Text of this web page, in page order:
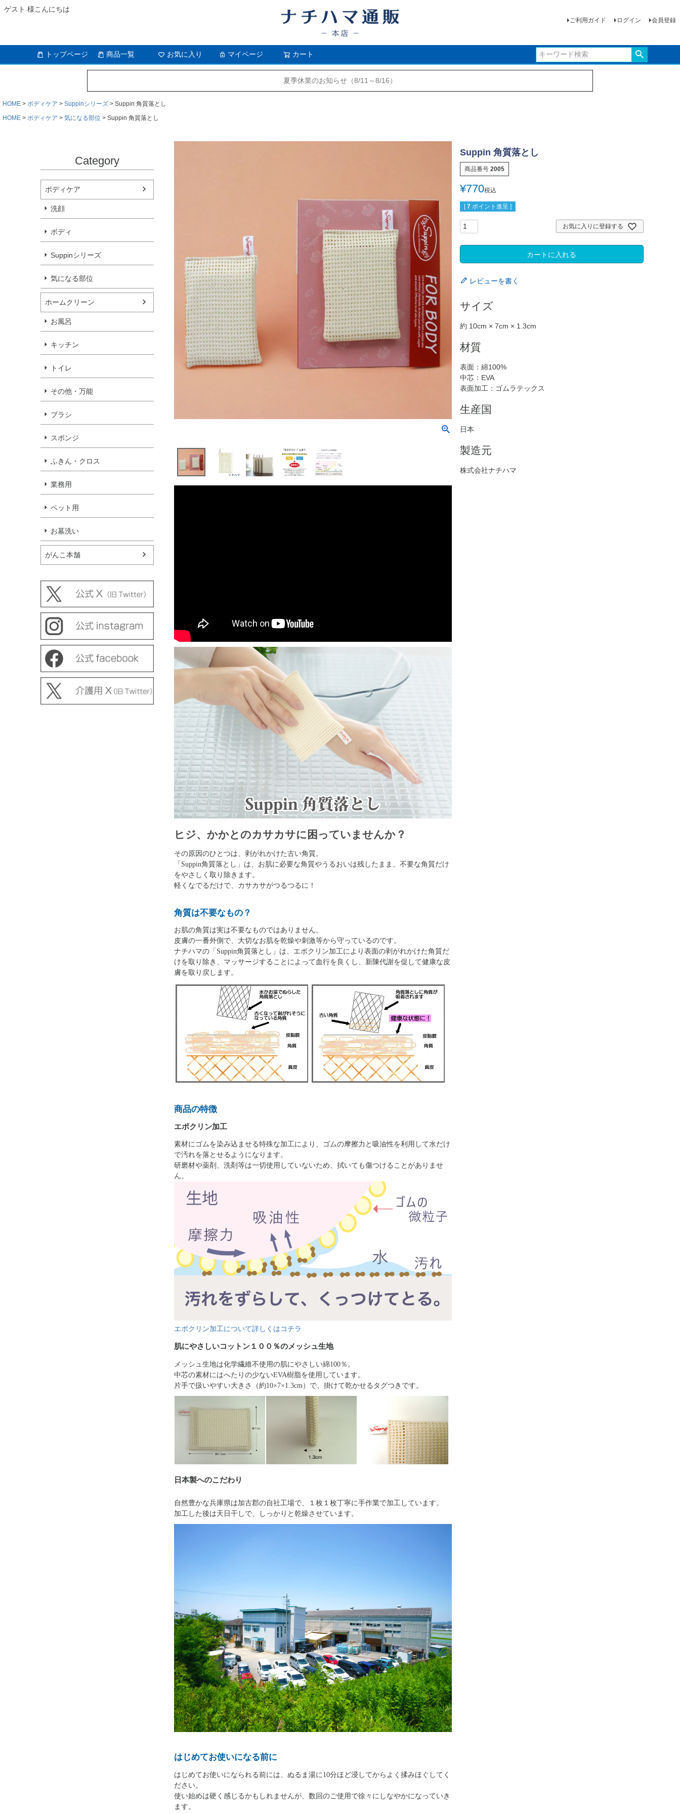
ゲスト 様こんにちは
ご利用ガイド ログイン 会員登録
トップページ 商品一覧 お気に入り マイページ カート
夏季休業のお知らせ（8/11～8/16）
HOME ボディケア Suppinシリーズ
Suppin 角質落とし
HOME
ボディケア 気になる部位 Suppin 角質落とし
Category
ボディケア
洗顔
ボディ
Suppinシリーズ
気になる部位
ホームクリーン
お風呂
キッチン
トイレ
その他・万能
ブラシ
スポンジ
ふきん・クロス
業務用
ペット用
お墓洗い
がんこ本舗
ヒジ、かかとのカサカサに困っていませんか？
その原因のひとつは、剥がれかけた古い角質。
「Suppin角質落とし」は、お肌に必要な角質やうるおいは残したまま、不要な角質だけ
をやさしく取り除きます。
軽くなでるだけで、カサカサがつるつるに！
角質は不要なもの？
お肌の角質は実は不要なものではありません。
皮膚の一番外側で、大切なお肌を乾燥や刺激等から守っているのです。
ナチハマの「Suppin角質落とし」は、エポクリン加工により表面の剥がれかけた角質だ
けを取り除き、マッサージすることによって血行を良くし、新陳代謝を促して健康な皮
膚を取り戻します。
商品の特徴
エポクリン加工
素材にゴムを染み込ませる特殊な加工により、ゴムの摩擦力と吸油性を利用して水だけ
で汚れを落とせるようになります。
研磨材や薬剤、洗剤等は一切使用していないため、拭いても傷つけることがありませ
ん。
エポクリン加工について詳しくはコチラ
肌にやさしいコットン１００％のメッシュ生地
メッシュ生地は化学繊維不使用の肌にやさしい綿100％。
中芯の素材にはへたりの少ないEVA樹脂を使用しています。
片手で扱いやすい大きさ（約10×7×1.3cm）で、掛けて乾かせるタグつきです。
日本製へのこだわり
自然豊かな兵庫県は加古郡の自社工場で、１枚１枚丁寧に手作業で加工しています。
加工した後は天日干しで、しっかりと乾燥させています。
はじめてお使いになる前に
はじめてお使いになられる前には、ぬるま湯に10分ほど浸してからよく揉みほぐしてく
ださい。
使い始めは硬く感じるかもしれませんが、数回のご使用で徐々にしなやかになっていき
ます。
Suppin 角質落とし
商品番号 2005
¥770税込
[ 7 ポイント進呈 ]
お気に入りに登録する
カートに入れる
レビューを書く
サイズ
約 10cm × 7cm × 1.3cm
材質
表面：綿100%
中芯：EVA
表面加工：ゴムラテックス
生産国
日本
製造元
株式会社ナチハマ